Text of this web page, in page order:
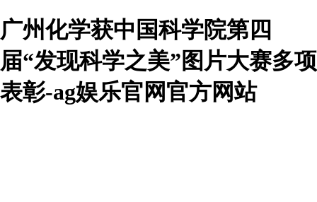
广州化学获中国科学院第四
届“发现科学之美”图片大赛多项
表彰-ag娱乐官网官方网站